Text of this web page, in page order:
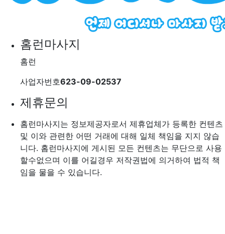
홈런마사지
홈런
사업자번호623-09-02537
제휴문의
홈런마사지는 정보제공자로서 제휴업체가 등록한 컨텐츠
및 이와 관련한 어떤 거래에 대해 일체 책임을 지지 않습
니다. 홈런마사지에 게시된 모든 컨텐츠는 무단으로 사용
할수없으며 이를 어길경우 저작권법에 의거하여 법적 책
임을 물을 수 있습니다.